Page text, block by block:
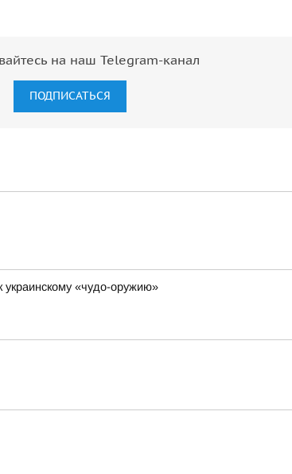
на наш Telegram-канал
ПОДПИСАТЬСЯ
украинскому «чудо-оружию»